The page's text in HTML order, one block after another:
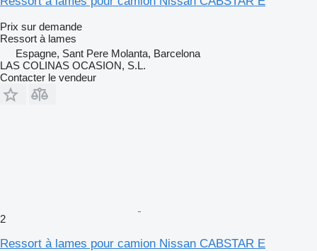
Prix sur demande
Ressort à lames
Espagne, Sant Pere Molanta, Barcelona
LAS COLINAS OCASION, S.L.
Contacter le vendeur
2
Ressort à lames pour camion Nissan CABSTAR E